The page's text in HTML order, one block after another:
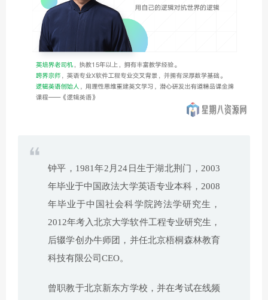
钟平，1981年2月24日生于湖北荆门，2003
年毕业于中国政法大学英语专业本科，2008
年毕业于中国社会科学院跨法学研究生，
2012年考入北京大学软件工程专业研究生，
后辍学创办牛师团，并任北京梧桐森林教育
科技有限公司CEO。
曾职教于北京新东方学校，并在考试在线频